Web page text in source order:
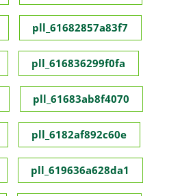
pll_61682857a83f7
pll_616836299f0fa
pll_61683ab8f4070
pll_6182af892c60e
pll_619636a628da1